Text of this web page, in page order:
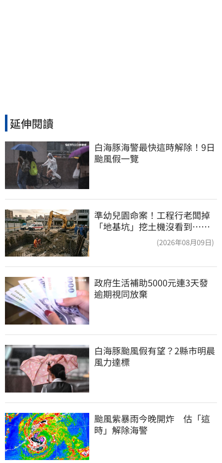
延伸閱讀
白海豚海警最快這時解除！9日
颱風假一覽
準幼兒園命案！工程行老闆掉
「地基坑」挖土機沒看到…下
(2026年08月09日)
政府生活補助5000元連3天發
逾期視同放棄
白海豚颱風假有望？2縣市明晨
風力達標
颱風紫暴雨今晚開炸　估「這
時」解除海警